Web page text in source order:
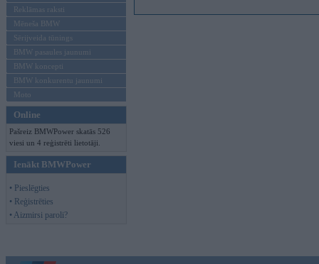
Reklāmas raksti
Mēneša BMW
Sērijveida tūnings
BMW pasaules jaunumi
BMW koncepti
BMW konkurentu jaunumi
Moto
Online
Pašreiz BMWPower skatās 526
viesi un 4 reģistrēti lietotāji.
Ienākt BMWPower
• Pieslēgties
• Reģistrēties
• Aizmirsi paroli?